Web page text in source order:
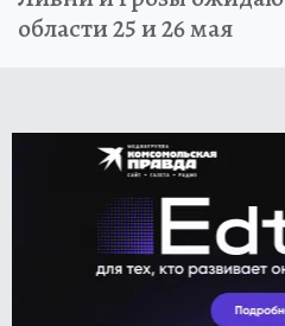
области 25 и 26 мая